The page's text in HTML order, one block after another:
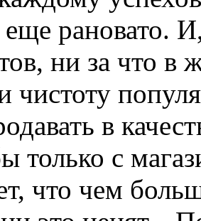
рановато.
ни за что в
чистоту
в
только с
что чем